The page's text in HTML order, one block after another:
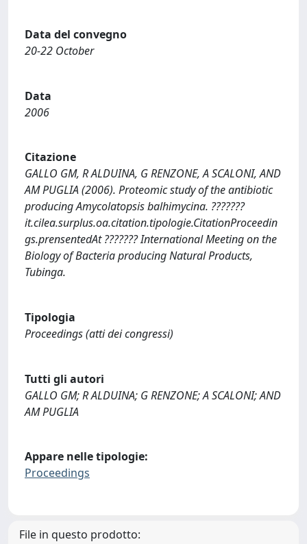
Data del convegno
20-22 October
Data
2006
Citazione
GALLO GM, R ALDUINA, G RENZONE, A SCALONI, AND
AM PUGLIA (2006). Proteomic study of the antibiotic
producing Amycolatopsis balhimycina. ???????
it.cilea.surplus.oa.citation.tipologie.CitationProceedin
gs.prensentedAt ??????? International Meeting on the
Biology of Bacteria producing Natural Products,
Tubinga.
Tipologia
Proceedings (atti dei congressi)
Tutti gli autori
GALLO GM; R ALDUINA; G RENZONE; A SCALONI; AND
AM PUGLIA
Appare nelle tipologie:
Proceedings
File in questo prodotto: